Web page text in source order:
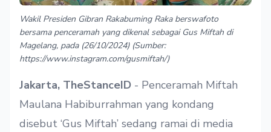
Wakil Presiden Gibran Rakabuming Raka berswafoto
bersama penceramah yang dikenal sebagai Gus Miftah di
Magelang, pada (26/10/2024) (Sumber:
https://www.instagram.com/gusmiftah/)
Jakarta, TheStanceID - Penceramah Miftah
Maulana Habiburrahman yang kondang
disebut ‘Gus Miftah’ sedang ramai di media